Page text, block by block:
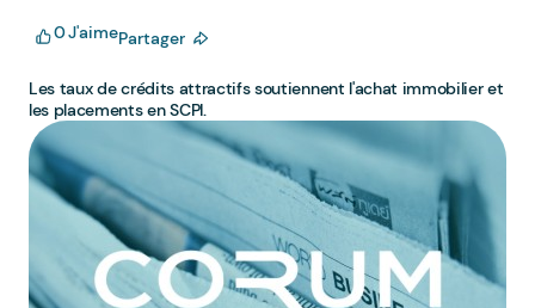
0J'aimePartager
Les taux de crédits attractifs soutiennent l'achat immobilier et
les placements en SCPI.